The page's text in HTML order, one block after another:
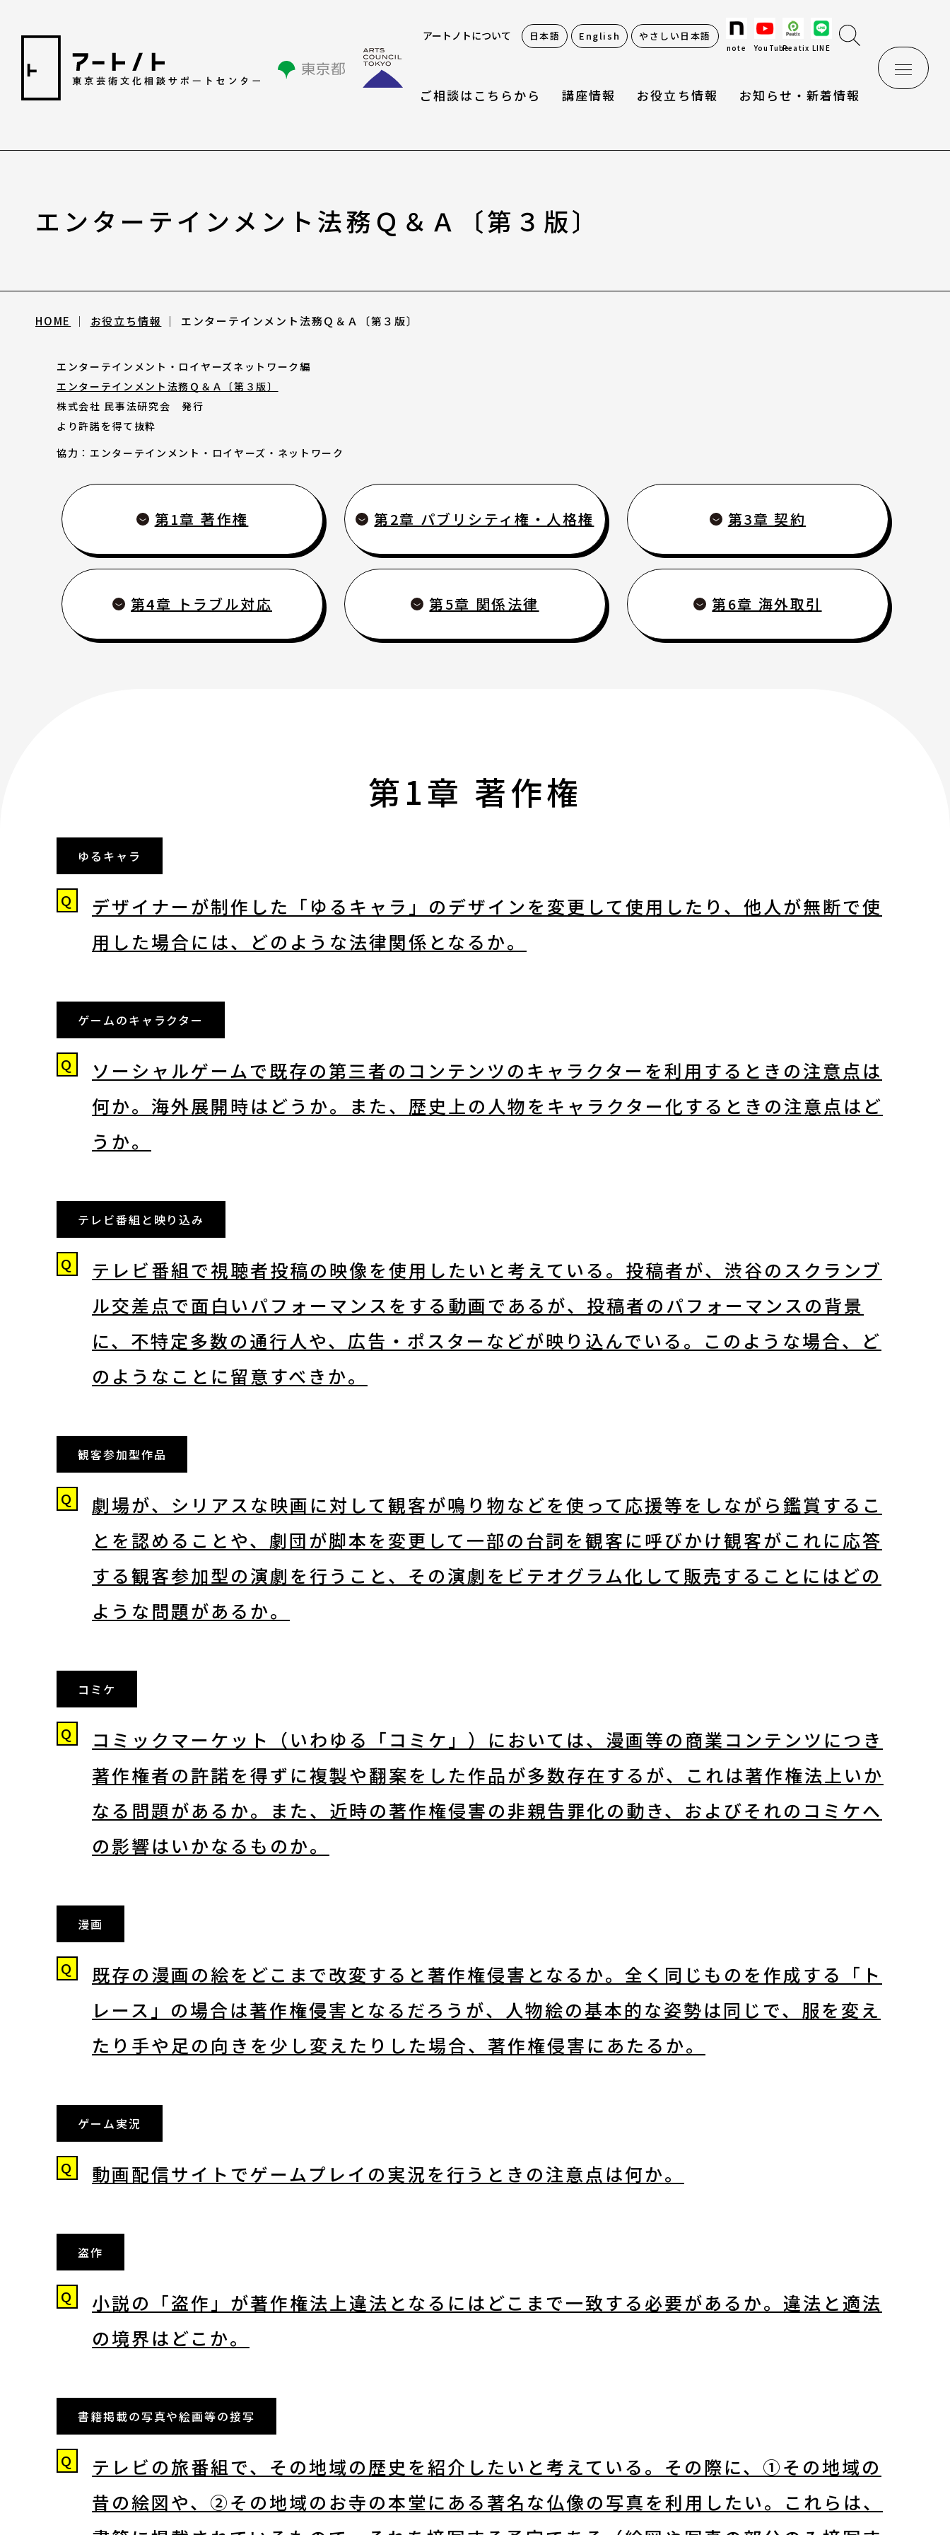
アートノトについて 日本語 English やさしい日本語
note YouTubePeatix LINE
ご相談はこちらから 講座情報 お役立ち情報 お知らせ・新着情報
相談情報
アートのこんなご相談、お伺いしています（相談例）
講座情報
気になる講座を探す
公開中のアーカイブ動画
2025年度 過去の講座
2024年度 過去の講座
アートノトお悩みお助け辞典
オリジナルツール
お知らせ・新着情報
アートノトについて
MESSAGE
English
About ARTNOTO
やさしい日本語
よくあるご質問
ウェブアクセシビリティ
note YouTube Peatix LINE search
エンターテインメント法務Ｑ＆Ａ〔第３版〕
HOME お役立ち情報 エンターテインメント法務Ｑ＆Ａ〔第３版〕
エンターテインメント・ロイヤーズネットワーク編
エンターテインメント法務Ｑ＆Ａ〔第３版〕
株式会社 民事法研究会 発行
より許諾を得て抜粋
協力：エンターテインメント・ロイヤーズ・ネットワーク
第1章 著作権 第2章 パブリシティ権・人格権 第3章 契約
第4章 トラブル対応 第5章 関係法律 第6章 海外取引
第1章 著作権
ゆるキャラ
Q
デザイナーが制作した「ゆるキャラ」のデザインを変更して使用したり、他人が無断で使
用した場合には、どのような法律関係となるか。
ゲームのキャラクター
Q
ソーシャルゲームで既存の第三者のコンテンツのキャラクターを利用するときの注意点は
何か。海外展開時はどうか。また、歴史上の人物をキャラクター化するときの注意点はど
うか。
テレビ番組と映り込み
Q
テレビ番組で視聴者投稿の映像を使用したいと考えている。投稿者が、渋谷のスクランブ
ル交差点で面白いパフォーマンスをする動画であるが、投稿者のパフォーマンスの背景
に、不特定多数の通行人や、広告・ポスターなどが映り込んでいる。このような場合、ど
のようなことに留意すべきか。
観客参加型作品
Q
劇場が、シリアスな映画に対して観客が鳴り物などを使って応援等をしながら鑑賞するこ
とを認めることや、劇団が脚本を変更して一部の台詞を観客に呼びかけ観客がこれに応答
する観客参加型の演劇を行うこと、その演劇をビテオグラム化して販売することにはどの
ような問題があるか。
コミケ
Q
コミックマーケット（いわゆる「コミケ」）においては、漫画等の商業コンテンツにつき
著作権者の許諾を得ずに複製や翻案をした作品が多数存在するが、これは著作権法上いか
なる問題があるか。また、近時の著作権侵害の非親告罪化の動き、およびそれのコミケへ
の影響はいかなるものか。
漫画
Q
既存の漫画の絵をどこまで改変すると著作権侵害となるか。全く同じものを作成する「ト
レース」の場合は著作権侵害となるだろうが、人物絵の基本的な姿勢は同じで、服を変え
たり手や足の向きを少し変えたりした場合、著作権侵害にあたるか。
ゲーム実況
Q 動画配信サイトでゲームプレイの実況を行うときの注意点は何か。
盗作
Q
小説の「盗作」が著作権法上違法となるにはどこまで一致する必要があるか。違法と適法
の境界はどこか。
書籍掲載の写真や絵画等の接写
Q
テレビの旅番組で、その地域の歴史を紹介したいと考えている。その際に、①その地域の
昔の絵図や、②その地域のお寺の本堂にある著名な仏像の写真を利用したい。これらは、